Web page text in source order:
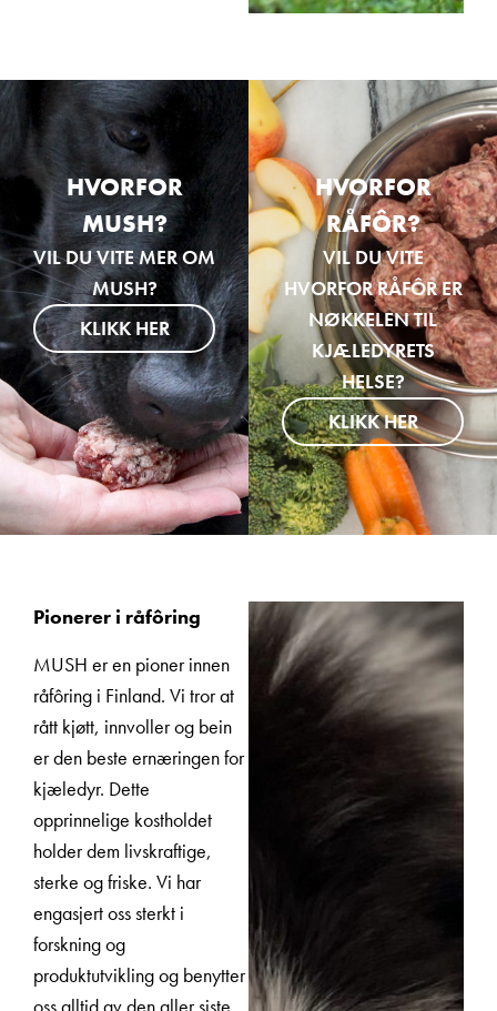
HVORFOR
MUSH?
VIL DU VITE MER OM
MUSH?
KLIKK HER
HVORFOR
RÅFÔR?
VIL DU VITE
HVORFOR RÅFÔR ER
NØKKELEN TIL
KJÆLEDYRETS
HELSE?
KLIKK HER
Pionerer i råfôring
MUSH er en pioner innen
råfôring i Finland. Vi tror at
rått kjøtt, innvoller og bein
er den beste ernæringen for
kjæledyr. Dette
opprinnelige kostholdet
holder dem livskraftige,
sterke og friske. Vi har
engasjert oss sterkt i
forskning og
produktutvikling og benytter
oss alltid av den aller siste